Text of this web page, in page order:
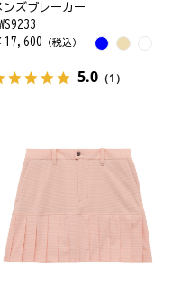
ンズブレーカー
17,600 （税込）
5.0（1）